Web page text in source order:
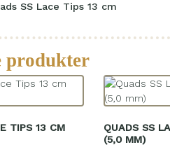
SS Lace Tips 13 cm
produkter
TIPS 13 CM
QUADS SS
(5,0 MM)